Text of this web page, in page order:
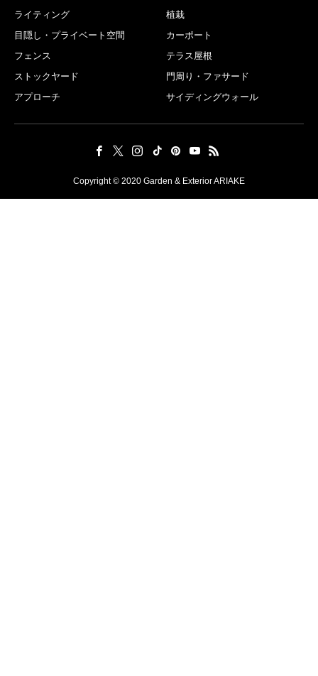
ライティング
植栽
目隠し・プライベート空間
カーポート
フェンス
テラス屋根
ストックヤード
門周り・ファサード
アプローチ
サイディングウォール
Copyright © 2020 Garden & Exterior ARIAKE